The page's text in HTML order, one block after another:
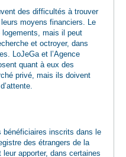
des difficultés à trouver
moyens financiers. Le
mais il peut
et octroyer, dans
LoJeGa et l’Agence
quant à eux des
privé, mais ils doivent
bénéficiaires inscrits dans le
des étrangers de la
apporter, dans certaines